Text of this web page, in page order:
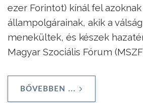
ezer Forintot) kínál fel azoknak
állampolgárainak, akik a
menekültek, és készek
Magyar Szociális Fórum
BŐVEBBEN ...